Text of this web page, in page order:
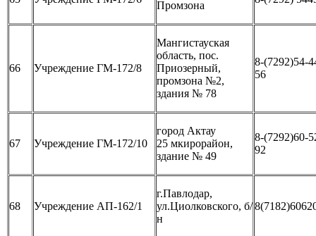
Промзона
66 Учреждение ГМ-172/8
Мангистауская
область, пос.
Приозерный,
промзона №2,
здания № 78
8-(7292)54-
56
67 Учреждение ГМ-172/10
город Актау
25 мкирорайон,
здание № 49
8-(7292)60-
92
68 Учреждение АП-162/1
г.Павлодар,
ул.Циолковского, б/
н